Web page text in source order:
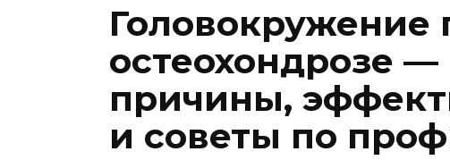
Головокружение
остеохондрозе
причины,
и советы по